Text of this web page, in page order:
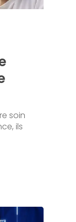
soin
ils